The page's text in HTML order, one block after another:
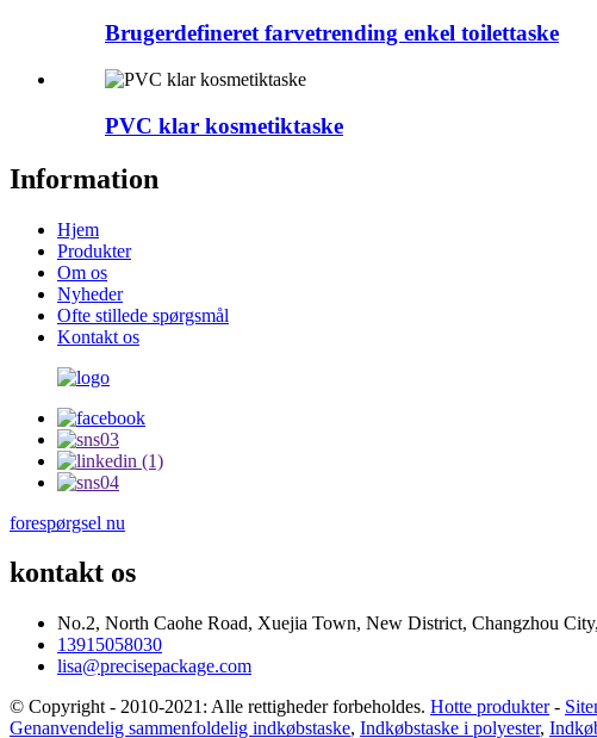
Brugerdefineret farvetrending enkel toilettaske
PVC klar kosmetiktaske
Information
Hjem
Produkter
Om os
Nyheder
Ofte stillede spørgsmål
Kontakt os
forespørgsel nu
kontakt os
No.2, North Caohe Road, Xuejia Town, New District, Changzhou
13915058030
lisa@precisepackage.com
© Copyright - 2010-2021: Alle rettigheder forbeholdes. Hotte produkter-
Genanvendelig sammenfoldelig indkøbstaske, Indkøbstaske i polyester,